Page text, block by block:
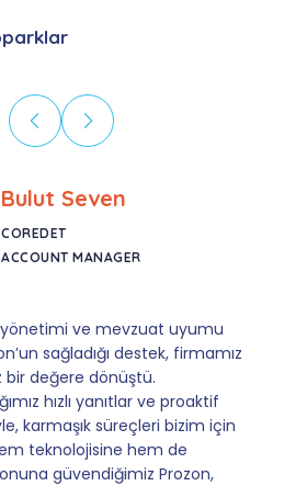
Tolga Cinisli
PHOTIER
FOUNDER & CEO
sistemli yapı ve uzman bakış
büyük katkı sağladı.
her durumda gösterdikleri ilgi, bilgi
iş birliğimizi son derece
Süreçlerini riske atmadan,
güvenilir bir ekiple yönetmek
tavsiyemizdir.